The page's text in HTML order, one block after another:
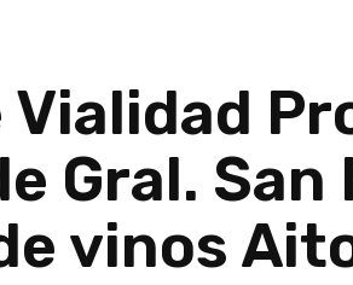
Gral.
vinos